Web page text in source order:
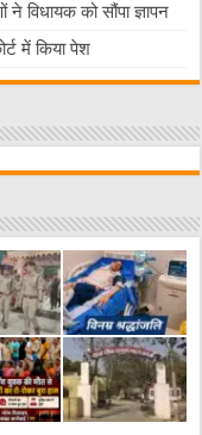
ने विधायक को सौंपा ज्ञापन
में किया पेश